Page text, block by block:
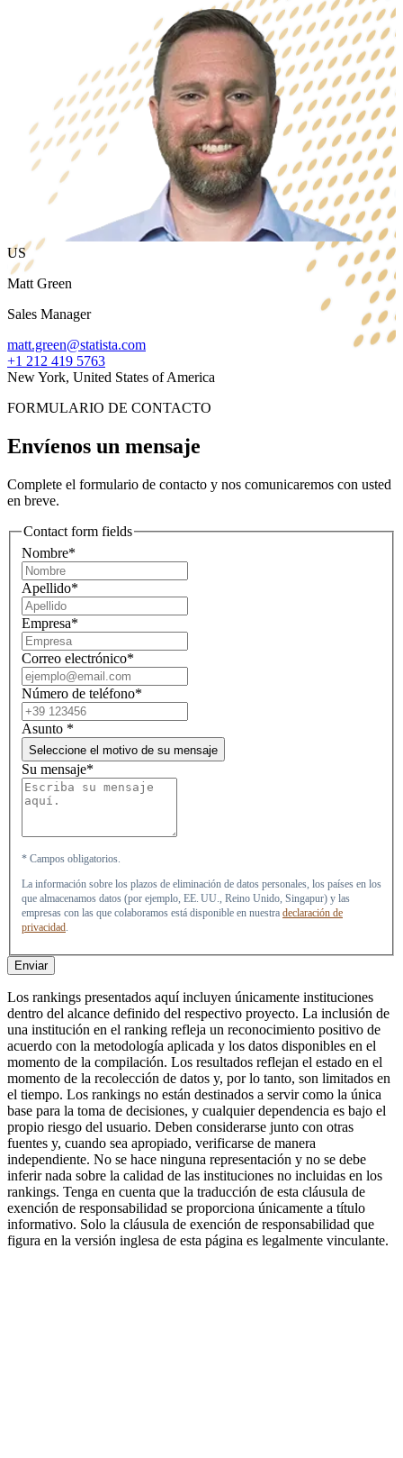
US
Matt Green
Sales Manager
matt.green@statista.com
+1 212 419 5763
New York, United States of America
FORMULARIO DE CONTACTO
Envíenos un mensaje
Complete el formulario de contacto y nos comunicaremos con usted
en breve.
Contact form fields
Nombre*
Apellido*
Empresa*
Correo electrónico*
Número de teléfono*
Asunto *
Seleccione el motivo de su mensaje
Su mensaje*
* Campos obligatorios.
La información sobre los plazos de eliminación de datos personales, los países en los
que almacenamos datos (por ejemplo, EE. UU., Reino Unido, Singapur) y las
empresas con las que colaboramos está disponible en nuestra declaración de
privacidad
Enviar
Los rankings presentados aquí incluyen únicamente instituciones
dentro del alcance definido del respectivo proyecto. La inclusión de
una institución en el ranking refleja un reconocimiento positivo de
acuerdo con la metodología aplicada y los datos disponibles en el
momento de la compilación. Los resultados reflejan el estado en el
momento de la recolección de datos y, por lo tanto, son limitados en
el tiempo. Los rankings no están destinados a servir como la única
base para la toma de decisiones, y cualquier dependencia es bajo el
propio riesgo del usuario. Deben considerarse junto con otras
fuentes y, cuando sea apropiado, verificarse de manera
independiente. No se hace ninguna representación y no se debe
inferir nada sobre la calidad de las instituciones no incluidas en los
rankings. Tenga en cuenta que la traducción de esta cláusula de
exención de responsabilidad se proporciona únicamente a título
informativo. Solo la cláusula de exención de responsabilidad que
figura en la versión inglesa de esta página es legalmente vinculante.